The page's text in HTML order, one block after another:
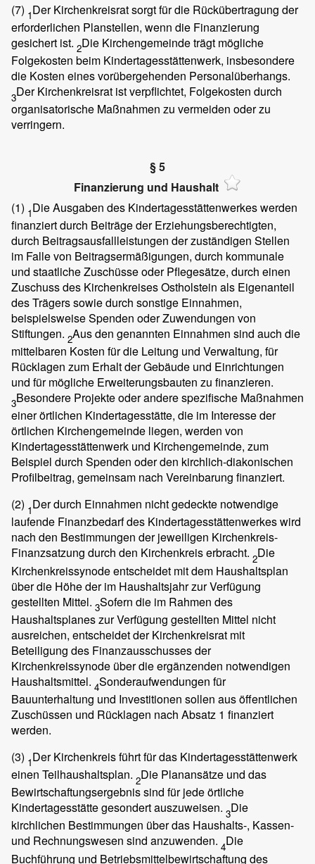
(7) 1Der Kirchenkreisrat sorgt für die Rückübertragung der
erforderlichen Planstellen, wenn die Finanzierung
gesichert ist. 2Die Kirchengemeinde trägt mögliche
Folgekosten beim Kindertagesstättenwerk, insbesondere
die Kosten eines vorübergehenden Personalüberhangs.
3Der Kirchenkreisrat ist verpflichtet, Folgekosten durch
organisatorische Maßnahmen zu vermeiden oder zu
verringern.
§ 5
Finanzierung und Haushalt
(1) 1Die Ausgaben des Kindertagesstättenwerkes werden
finanziert durch Beiträge der Erziehungsberechtigten,
durch Beitragsausfallleistungen der zuständigen Stellen
im Falle von Beitragsermäßigungen, durch kommunale
und staatliche Zuschüsse oder Pflegesätze, durch einen
Zuschuss des Kirchenkreises Ostholstein als Eigenanteil
des Trägers sowie durch sonstige Einnahmen,
beispielsweise Spenden oder Zuwendungen von
Stiftungen. 2Aus den genannten Einnahmen sind auch die
mittelbaren Kosten für die Leitung und Verwaltung, für
Rücklagen zum Erhalt der Gebäude und Einrichtungen
und für mögliche Erweiterungsbauten zu finanzieren.
3Besondere Projekte oder andere spezifische Maßnahmen
einer örtlichen Kindertagesstätte, die im Interesse der
örtlichen Kirchengemeinde liegen, werden von
Kindertagesstättenwerk und Kirchengemeinde, zum
Beispiel durch Spenden oder den kirchlich-diakonischen
Profilbeitrag, gemeinsam nach Vereinbarung finanziert.
(2) 1Der durch Einnahmen nicht gedeckte notwendige
laufende Finanzbedarf des Kindertagesstättenwerkes wird
nach den Bestimmungen der jeweiligen Kirchenkreis-
Finanzsatzung durch den Kirchenkreis erbracht. 2Die
Kirchenkreissynode entscheidet mit dem Haushaltsplan
über die Höhe der im Haushaltsjahr zur Verfügung
gestellten Mittel. 3Sofern die im Rahmen des
Haushaltsplanes zur Verfügung gestellten Mittel nicht
ausreichen, entscheidet der Kirchenkreisrat mit
Beteiligung des Finanzausschusses der
Kirchenkreissynode über die ergänzenden notwendigen
Haushaltsmittel. 4Sonderaufwendungen für
Bauunterhaltung und Investitionen sollen aus öffentlichen
Zuschüssen und Rücklagen nach Absatz 1 finanziert
werden.
(3) 1Der Kirchenkreis führt für das Kindertagesstättenwerk
einen Teilhaushaltsplan. 2Die Planansätze und das
Bewirtschaftungsergebnis sind für jede örtliche
Kindertagesstätte gesondert auszuweisen. 3Die
kirchlichen Bestimmungen über das Haushalts-, Kassen-
und Rechnungswesen sind anzuwenden. 4Die
Buchführung und Betriebsmittelbewirtschaftung des